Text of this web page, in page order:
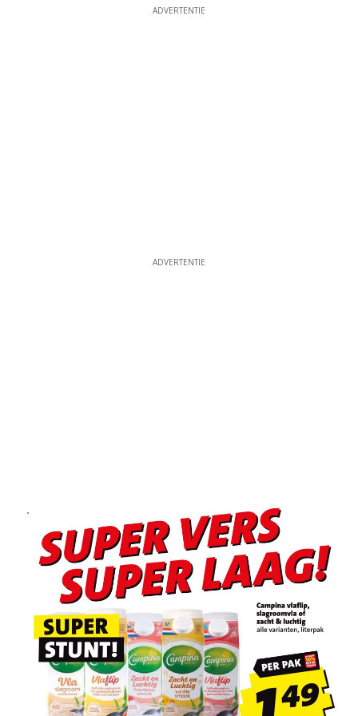
ADVERTENTIE
ADVERTENTIE